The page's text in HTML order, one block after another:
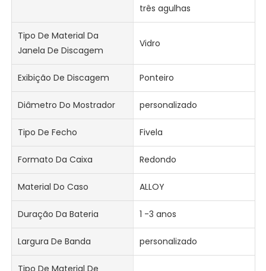
três agulhas
Tipo De Material Da
Janela De Discagem
Vidro
Exibição De Discagem Ponteiro
Diâmetro Do Mostrador personalizado
Tipo De Fecho Fivela
Formato Da Caixa Redondo
Material Do Caso ALLOY
Duração Da Bateria 1 -3 anos
Largura De Banda personalizado